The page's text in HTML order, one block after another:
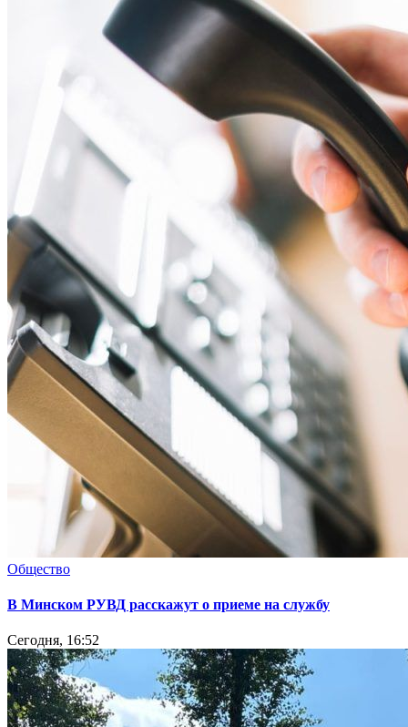
Общество
В Минском РУВД расскажут о приеме на службу
Сегодня, 16:52